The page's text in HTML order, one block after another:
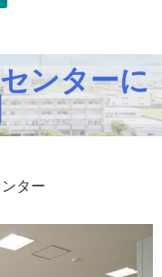
ンターに